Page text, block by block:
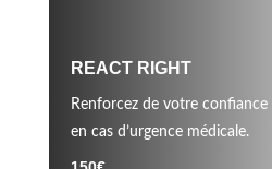
REACT RIGHT
Renforcez de votre confiance
en cas d’urgence médicale.